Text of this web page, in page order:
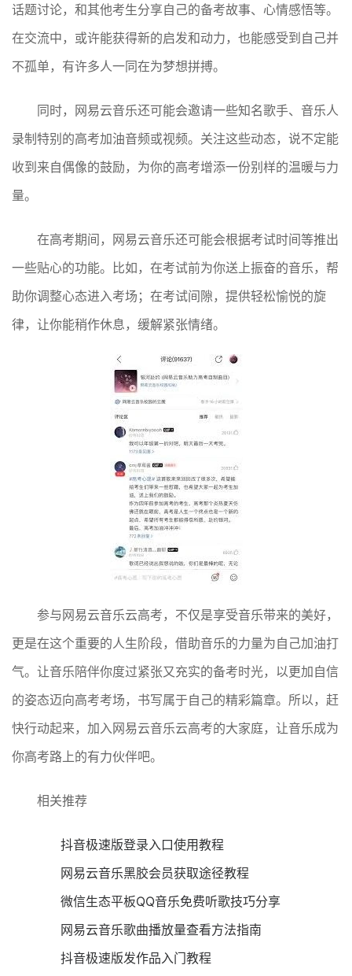
话题讨论，和其他考生分享自己的备考故事、心情感悟等。
在交流中，或许能获得新的启发和动力，也能感受到自己并
不孤单，有许多人一同在为梦想拼搏。
同时，网易云音乐还可能会邀请一些知名歌手、音乐人
录制特别的高考加油音频或视频。关注这些动态，说不定能
收到来自偶像的鼓励，为你的高考增添一份别样的温暖与力
量。
在高考期间，网易云音乐还可能会根据考试时间等推出
一些贴心的功能。比如，在考试前为你送上振奋的音乐，帮
助你调整心态进入考场；在考试间隙，提供轻松愉悦的旋
律，让你能稍作休息，缓解紧张情绪。
参与网易云音乐云高考，不仅是享受音乐带来的美好，
更是在这个重要的人生阶段，借助音乐的力量为自己加油打
气。让音乐陪伴你度过紧张又充实的备考时光，以更加自信
的姿态迈向高考考场，书写属于自己的精彩篇章。所以，赶
快行动起来，加入网易云音乐云高考的大家庭，让音乐成为
你高考路上的有力伙伴吧。
相关推荐
抖音极速版登录入口使用教程
网易云音乐黑胶会员获取途径教程
微信生态平板QQ音乐免费听歌技巧分享
网易云音乐歌曲播放量查看方法指南
抖音极速版发作品入门教程